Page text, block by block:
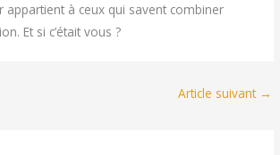
appartient à ceux qui savent combiner
Et si c’était vous ?
Article suivant →